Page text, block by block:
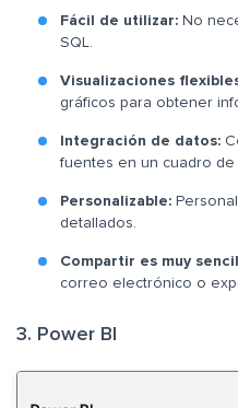
Fácil de utilizar: No
SQL.
Visualizaciones
gráficos para obtener
Integración de datos:
fuentes en un cuadro de
Personalizable:
detallados.
Compartir es muy
correo electrónico o
3. Power BI